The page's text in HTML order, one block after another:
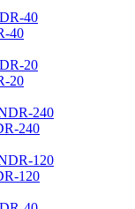
40
20
240
120